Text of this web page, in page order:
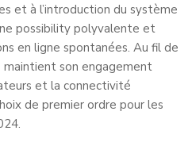
et à l’introduction du système
possibility polyvalente et
en ligne spontanées. Au fil de
son engagement
et la connectivité
de premier ordre pour les